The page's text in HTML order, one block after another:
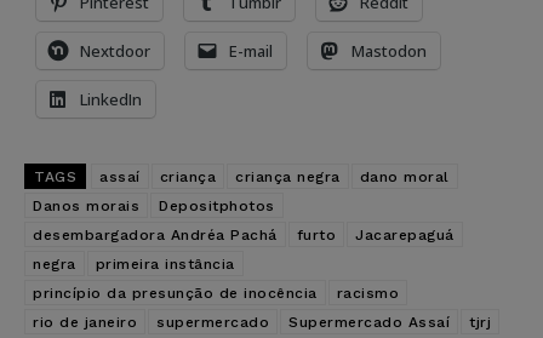
Nextdoor E-mail Mastodon
LinkedIn
TAGS assaí criança criança negra
dano moral
Danos morais
Depositphotos
desembargadora Andréa Pachá
furto
Jacarepaguá
negra
primeira instância
princípio da presunção de inocência
racismo
rio de janeiro
supermercado Supermercado Assaí tjrj